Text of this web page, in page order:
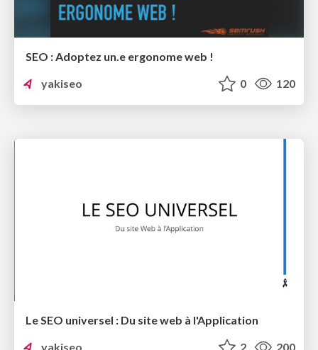
SEO : Adoptez un.e ergonome web !
yakiseo
0 120
Le SEO universel : Du site web à l'Application
yakiseo
2 200